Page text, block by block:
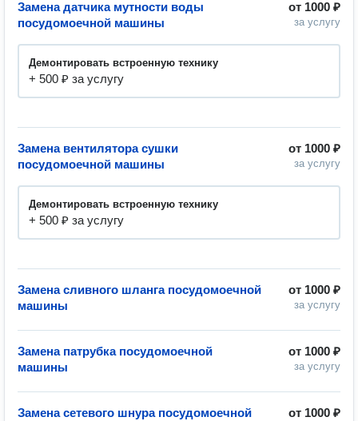
от 1000 ₽
за услугу
Замена датчика мутности воды
посудомоечной машины
Демонтировать встроенную технику
+ 500 ₽ за услугу
от 1000 ₽
за услугу
Замена вентилятора сушки
посудомоечной машины
Демонтировать встроенную технику
+ 500 ₽ за услугу
от 1000 ₽
за услугу
Замена сливного шланга посудомоечной
машины
от 1000 ₽
за услугу
Замена патрубка посудомоечной
машины
от 1000 ₽
Замена сетевого шнура посудомоечной